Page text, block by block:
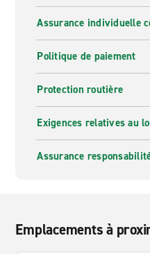
Assurance individuelle
Politique de paiement
Protection routière
Exigences relatives au
Assurance
Emplacements à